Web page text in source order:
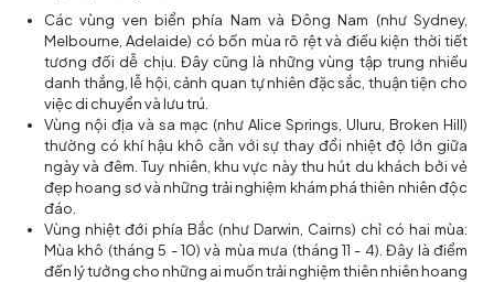
Các vùng ven biển phía Nam và Đông Nam (như Sydney,
Melbourne, Adelaide) có bốn mùa rõ rệt và điều kiện thời tiết
tương đối dễ chịu. Đây cũng là những vùng tập trung nhiều
danh thắng, lễ hội, cảnh quan tự nhiên đặc sắc, thuận tiện cho
việc di chuyển và lưu trú.
Vùng nội địa và sa mạc (như Alice Springs, Uluru, Broken Hill)
thường có khí hậu khô cằn với sự thay đổi nhiệt độ lớn giữa
ngày và đêm. Tuy nhiên, khu vực này thu hút du khách bởi vẻ
đẹp hoang sơ và những trải nghiệm khám phá thiên nhiên độc
đáo.
Vùng nhiệt đới phía Bắc (như Darwin, Cairns) chỉ có hai mùa:
Mùa khô (tháng 5 - 10) và mùa mưa (tháng 11 - 4). Đây là điểm
đến lý tưởng cho những ai muốn trải nghiệm thiên nhiên hoang